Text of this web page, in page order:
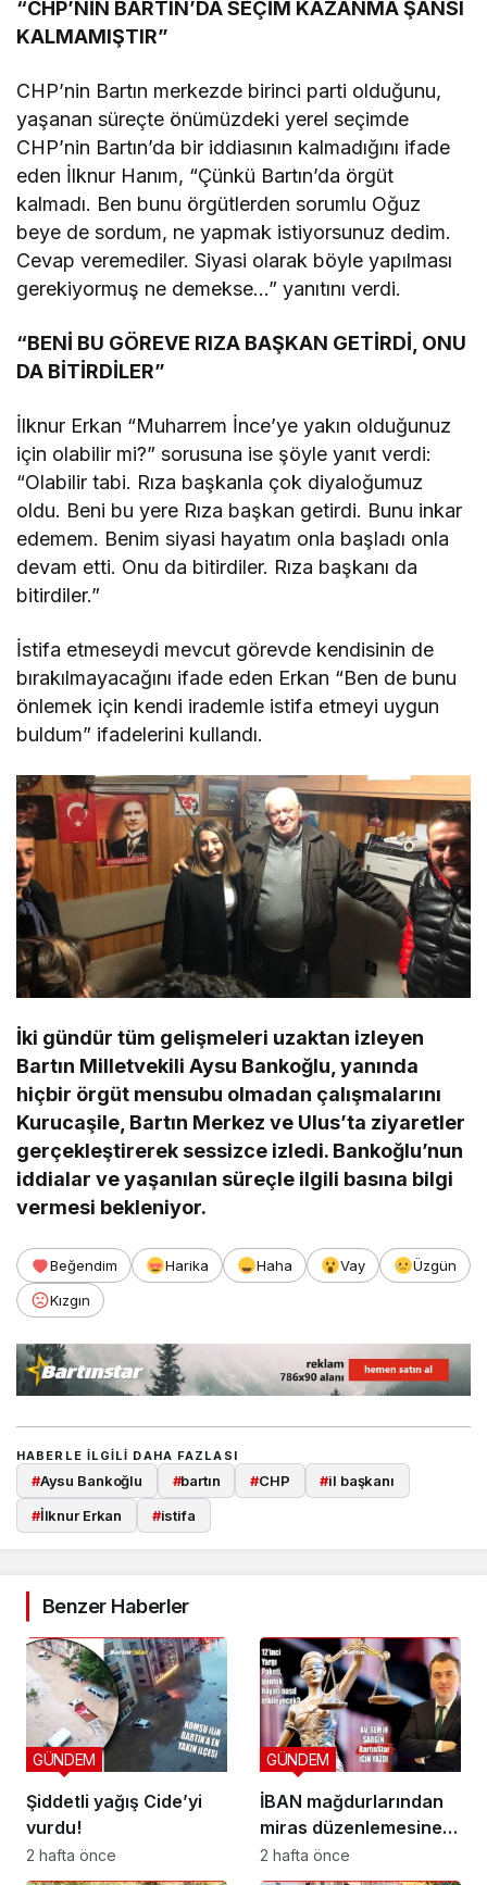
“CHP’NİN BARTIN’DA SEÇİM KAZANMA ŞANSI
KALMAMIŞTIR”
CHP’nin Bartın merkezde birinci parti olduğunu,
yaşanan süreçte önümüzdeki yerel seçimde
CHP’nin Bartın’da bir iddiasının kalmadığını ifade
eden İlknur Hanım, “Çünkü Bartın’da örgüt
kalmadı. Ben bunu örgütlerden sorumlu Oğuz
beye de sordum, ne yapmak istiyorsunuz dedim.
Cevap veremediler. Siyasi olarak böyle yapılması
gerekiyormuş ne demekse…” yanıtını verdi.
“BENİ BU GÖREVE RIZA BAŞKAN GETİRDİ, ONU
DA BİTİRDİLER”
İlknur Erkan “Muharrem İnce’ye yakın olduğunuz
için olabilir mi?” sorusuna ise şöyle yanıt verdi:
“Olabilir tabi. Rıza başkanla çok diyaloğumuz
oldu. Beni bu yere Rıza başkan getirdi. Bunu inkar
edemem. Benim siyasi hayatım onla başladı onla
devam etti. Onu da bitirdiler. Rıza başkanı da
bitirdiler.”
İstifa etmeseydi mevcut görevde kendisinin de
bırakılmayacağını ifade eden Erkan “Ben de bunu
önlemek için kendi irademle istifa etmeyi uygun
buldum” ifadelerini kullandı.
İki gündür tüm gelişmeleri uzaktan izleyen
Bartın Milletvekili Aysu Bankoğlu, yanında
hiçbir örgüt mensubu olmadan çalışmalarını
Kurucaşile, Bartın Merkez ve Ulus’ta ziyaretler
gerçekleştirerek sessizce izledi. Bankoğlu’nun
iddialar ve yaşanılan süreçle ilgili basına bilgi
vermesi bekleniyor.
Beğendim Harika Haha Vay
Üzgün
Kızgın
HABERLE ILGILI DAHA FAZLASI
#Aysu Bankoğlu #bartın #CHP #il başkanı
#İlknur Erkan #istifa
Benzer Haberler
Şiddetli yağış Cide’yi
vurdu!
GÜNDEM
2 hafta önce
İBAN mağdurlarından
miras düzenlemesine
yeni yargı düzeni
GÜNDEM
2 hafta önce